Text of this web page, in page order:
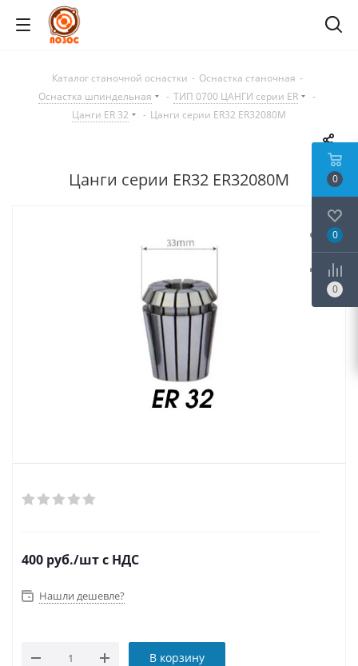
Каталог станочной оснастки - Оснастка станочная -
Оснастка шпиндельная
- ТИП 0700 ЦАНГИ серии ER
-
Цанги ER 32
- Цанги серии ER32 ER32080M
Цанги серии ER32 ER32080M
400 руб./штс НДС
Нашли дешевле?
В корзину
0
0
0